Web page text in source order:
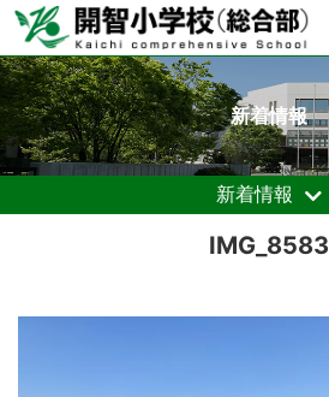
新着情報
新着情報
IMG_8583